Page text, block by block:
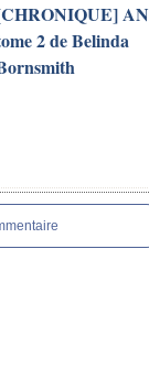
2 de Belinda